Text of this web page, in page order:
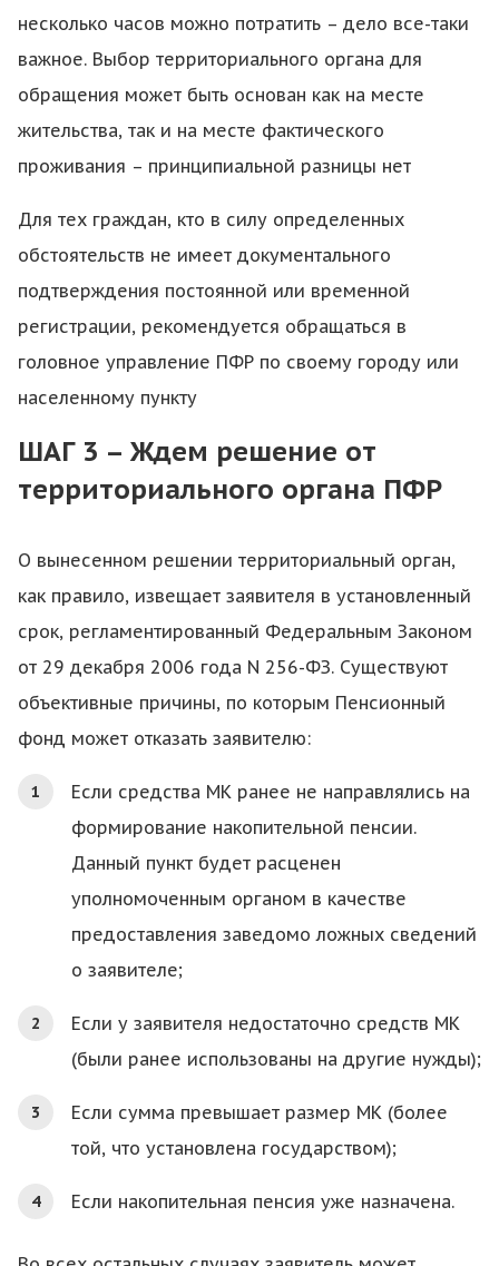
несколько часов можно потратить – дело все-таки
важное. Выбор территориального органа для
обращения может быть основан как на месте
жительства, так и на месте фактического
проживания – принципиальной разницы нет
Для тех граждан, кто в силу определенных
обстоятельств не имеет документального
подтверждения постоянной или временной
регистрации, рекомендуется обращаться в
головное управление ПФР по своему городу или
населенному пункту
ШАГ 3 – Ждем решение от
территориального органа ПФР
О вынесенном решении территориальный орган,
как правило, извещает заявителя в установленный
срок, регламентированный Федеральным Законом
от 29 декабря 2006 года N 256-ФЗ. Существуют
объективные причины, по которым Пенсионный
фонд может отказать заявителю:
Если средства МК ранее не направлялись на
формирование накопительной пенсии.
Данный пункт будет расценен
уполномоченным органом в качестве
предоставления заведомо ложных сведений
о заявителе;
Если у заявителя недостаточно средств МК
(были ранее использованы на другие нужды);
Если сумма превышает размер МК (более
той, что установлена государством);
Если накопительная пенсия уже назначена.